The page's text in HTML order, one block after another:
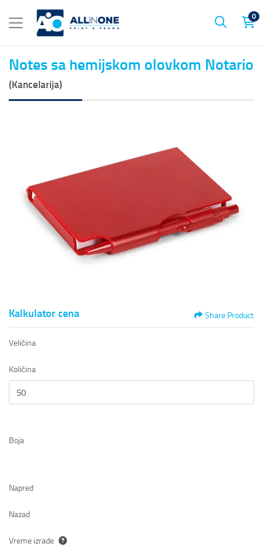
0
Notes sa hemijskom olovkom Notario
(Kancelarija)
Kalkulator cena Share Product
Veličina
Količina
Boja
Napred
Nazad
Vreme izrade